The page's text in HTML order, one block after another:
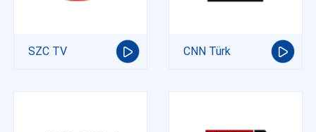
SZC TV CNN Türk